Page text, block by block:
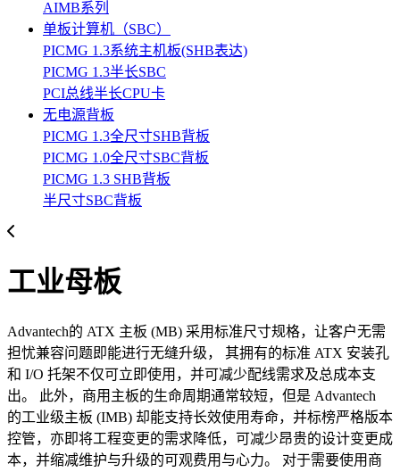
AIMB系列
单板计算机（SBC）
PICMG 1.3系统主机板(SHB表达)
PICMG 1.3半长SBC
PCI总线半长CPU卡
无电源背板
PICMG 1.3全尺寸SHB背板
PICMG 1.0全尺寸SBC背板
PICMG 1.3 SHB背板
半尺寸SBC背板
工业母板
Advantech的 ATX 主板 (MB) 采用标准尺寸规格，让客户无需
担忧兼容问题即能进行无缝升级， 其拥有的标准 ATX 安装孔
和 I/O 托架不仅可立即使用，并可减少配线需求及总成本支
出。 此外，商用主板的生命周期通常较短，但是 Advantech
的工业级主板 (IMB) 却能支持长效使用寿命，并标榜严格版本
控管，亦即将工程变更的需求降低，可减少昂贵的设计变更成
本，并缩减维护与升级的可观费用与心力。 对于需要使用商